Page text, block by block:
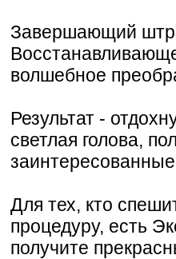
Завершающий
волшебное
Результат -
светлая голова,
Для тех, кто
процедуру, есть
получите